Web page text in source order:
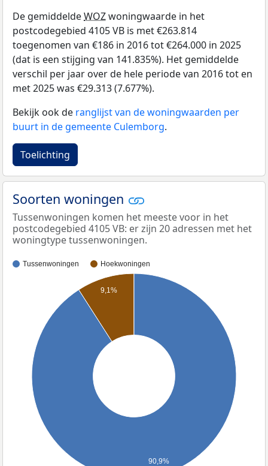
De gemiddeldeWOZwoningwaarde in het
postcodegebied 4105 VB is met €263.814
toegenomen van €186 in 2016 tot €264.000 in 2025
(dat is een stijging van 141.835%). Het gemiddelde
verschil per jaar over de hele periode van 2016 tot en
met 2025 was €29.313 (7.677%).
Bekijk ook de ranglijst van de woningwaarden per
buurt in de gemeente Culemborg.
Toelichting
Soorten woningen
Tussenwoningen komen het meeste voor in het
postcodegebied 4105 VB: er zijn 20 adressen met het
woningtype tussenwoningen.
Tussenwoningen Hoekwoningen
9,1%
90,9%